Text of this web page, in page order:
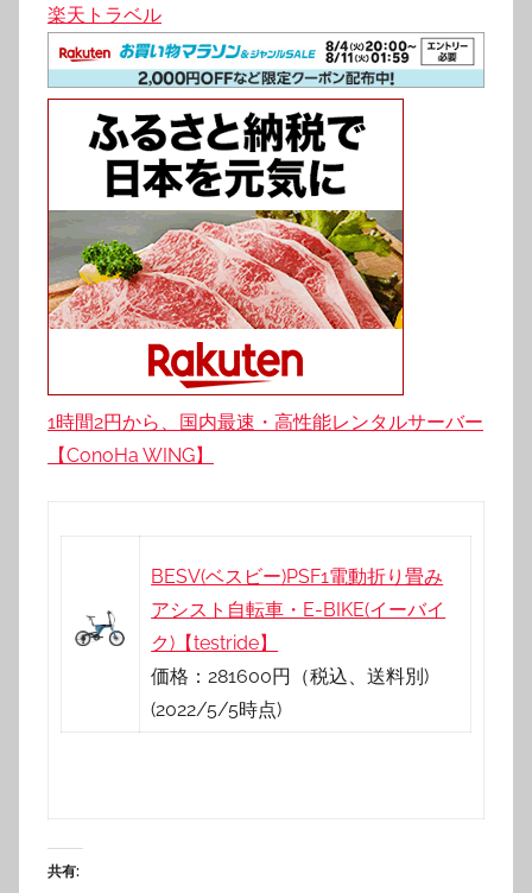
楽天トラベル
1時間2円から、国内最速・高性能レンタルサーバー
【ConoHa WING】
BESV(ベスビー)PSF1電動折り畳み
アシスト自転車・E-BIKE(イーバイ
ク)【testride】
価格：281600円（税込、送料別)
(2022/5/5時点)
共有: